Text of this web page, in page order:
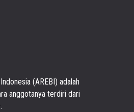
(AREBI) adalah
anggotanya terdiri dari